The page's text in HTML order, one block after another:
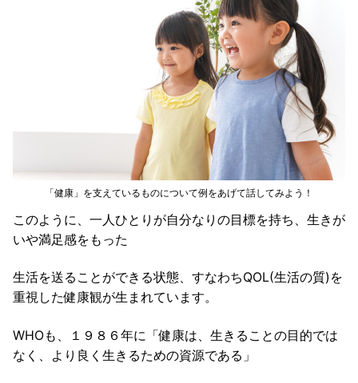
「健康」を支えているものについて例をあげて話してみよう！
このように、一人ひとりが自分なりの目標を持ち、生きが
いや満足感をもった
生活を送ることができる状態、すなわちQOL(生活の質)を
重視した健康観が生まれています。
WHOも、１９８６年に「健康は、生きることの目的では
なく、より良く生きるための資源である」